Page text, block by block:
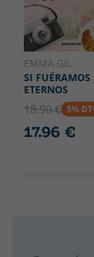
EMMA GIL
SI FUÉRAMOS
ETERNOS
18.90 € 5%
17.96 €